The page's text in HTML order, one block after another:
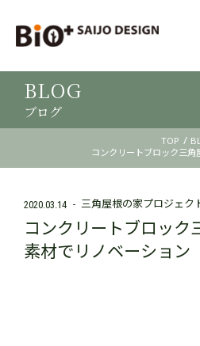
BLOG
ブログ
TOP /
コンクリートブロック三
2020.03.14 三角屋根の家プロジェク
コンクリートブロッ
素材でリノベーション